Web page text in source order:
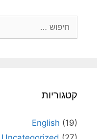
קטגוריות
English (19)